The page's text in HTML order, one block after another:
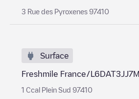
3 Rue des Pyroxenes 97410
Surface
Freshmile France/L6DAT3JJ7M
1 Ccal Plein Sud 97410